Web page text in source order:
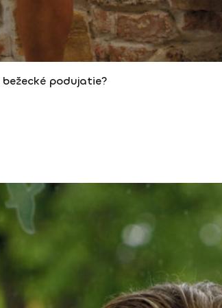
podujatie?